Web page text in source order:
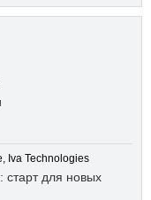
Iva Technologies
для новых